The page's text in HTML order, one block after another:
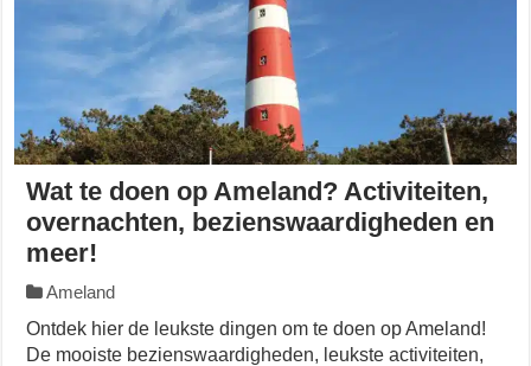
Wat te doen op Ameland? Activiteiten,
overnachten, bezienswaardigheden en
meer!
Ameland
Ontdek hier de leukste dingen om te doen op Ameland!
De mooiste bezienswaardigheden, leukste activiteiten,